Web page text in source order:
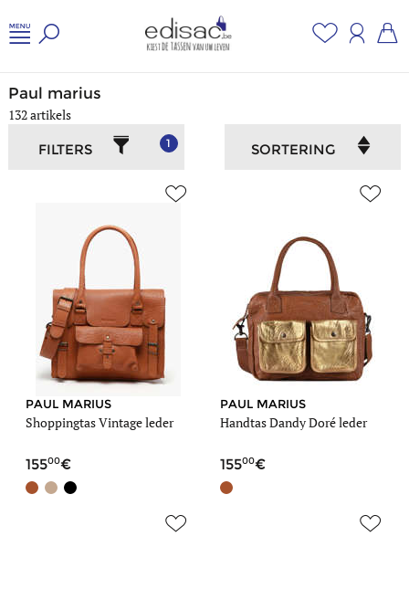
Paul marius
132 artikels
FILTERS
1 SORTERING
PAUL MARIUS
Shoppingtas Vintage leder
15500
PAUL MARIUS
Handtas Dandy Doré leder
15500